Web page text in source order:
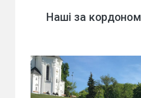
Наші за кордоном